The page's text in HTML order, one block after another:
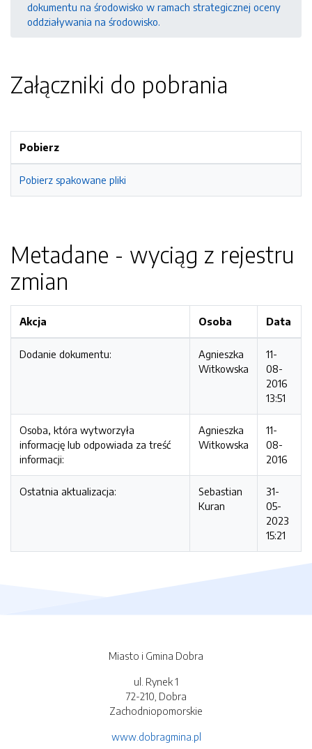
dokumentu na środowisko w ramach strategicznej oceny
oddziaływania na środowisko.
Załączniki do pobrania
Pobierz
Pobierz spakowane pliki
Metadane - wyciąg z rejestru
zmian
Akcja Osoba Data
Dodanie dokumentu:
Agnieszka
Witkowska
11-
08-
2016
13:51
Osoba, która wytworzyła
informację lub odpowiada za treść
informacji:
Agnieszka
Witkowska
11-
08-
2016
Ostatnia aktualizacja:
Sebastian
Kuran
31-
05-
2023
15:21
Miasto i Gmina Dobra
ul. Rynek 1
72-210, Dobra
Zachodniopomorskie
www.dobragmina.pl